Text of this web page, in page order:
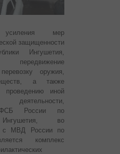
мер
защищенности
Ингушетия,
передвижение
оружия,
а также
проведению иной
деятельности,
ФСБ России по
во
с МВД России по
комплекс